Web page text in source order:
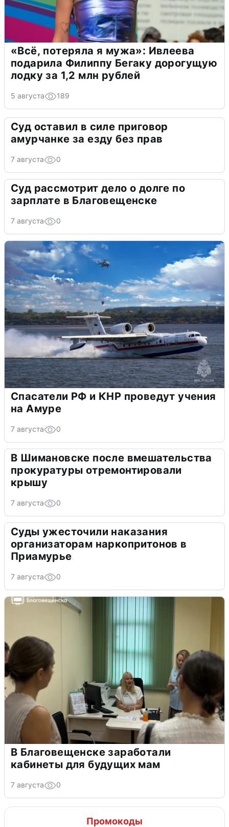
«Всё, потеряла я мужа»: Ивлеева
подарила Филиппу Бегаку дорогущую
лодку за 1,2 млн рублей
5 августа 189
Суд оставил в силе приговор
амурчанке за езду без прав
7 августа 0
Суд рассмотрит дело о долге по
зарплате в Благовещенске
7 августа 0
Спасатели РФ и КНР проведут учения
на Амуре
7 августа 0
В Шимановске после вмешательства
прокуратуры отремонтировали
крышу
7 августа 0
Суды ужесточили наказания
организаторам наркопритонов в
Приамурье
7 августа 0
В Благовещенске заработали
кабинеты для будущих мам
7 августа 0
Промокоды